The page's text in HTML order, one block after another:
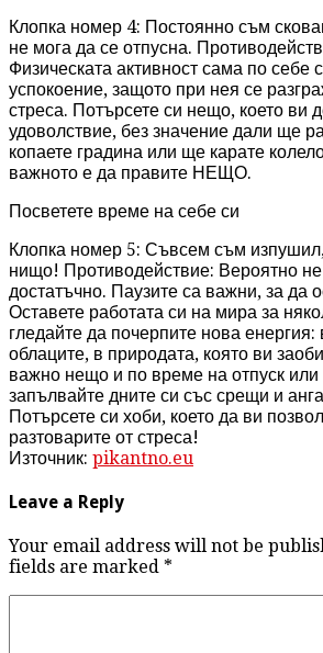
Клопка номер 4: Постоянно съм
не мога да се отпусна.
Физическата активност сама по себе
успокоение, защото при нея се
стреса. Потърсете си нещо, което ви
удоволствие, без значение дали ще
копаете градина или ще карате
важното е да правите НЕЩО.
Посветете време на себе си
Клопка номер 5: Съвсем съм
нищо! Противодействие: Вероятно
достатъчно. Паузите са важни, за да
Оставете работата си на мира за
гледайте да почерпите нова енергия:
облаците, в природата, която ви
важно нещо и по време на отпуск или
запълвайте дните си със срещи и
Потърсете си хоби, което да ви
разтоварите от стреса!
Източник: pikantno.eu
Leave a Reply
Your email address will not be
fields are marked *